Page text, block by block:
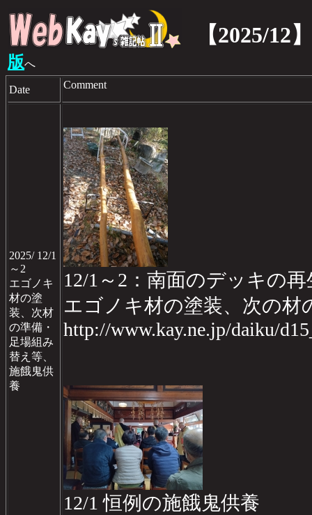
【2025/12
版へ
Date Comment
2025/ 12/1
～2
エゴノキ
材の塗
装、次材
の準備・
足場組み
替え等、
施餓鬼供
養
12/1～2：南面のデッキの再
エゴノキ材の塗装、次の材
http://www.kay.ne.jp/daiku/
12/1 恒例の施餓鬼供養